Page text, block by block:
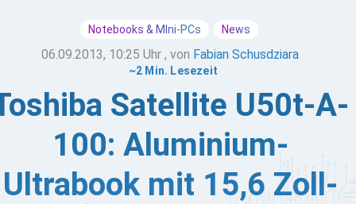
Notebooks & MIni-PCs News
06.09.2013, 10:25 Uhr , von Fabian Schusdziara
~2 Min. Lesezeit
Satellite U50t-A-
100: Aluminium-
Ultrabook mit 15,6 Zoll-